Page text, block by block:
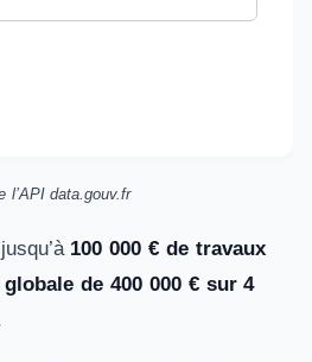
l’API data.gouv.fr
100 000 € de travaux
de 400 000 € sur 4